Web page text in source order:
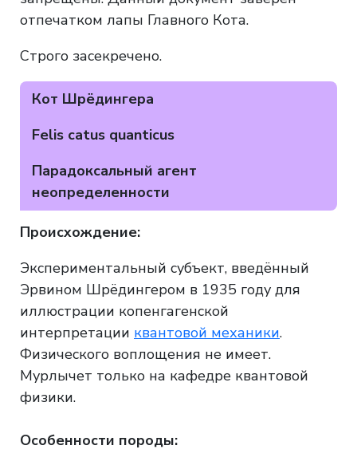
отпечатком лапы Главного Кота.
Строго засекречено.
Кот Шрёдингера
Felis catus quanticus
Парадоксальный агент
неопределенности
Происхождение:
Экспериментальный субъект, введённый
Эрвином Шрёдингером в 1935 году для
иллюстрации копенгагенской
интерпретации квантовой механики.
Физического воплощения не имеет.
Мурлычет только на кафедре квантовой
физики.
Особенности породы: